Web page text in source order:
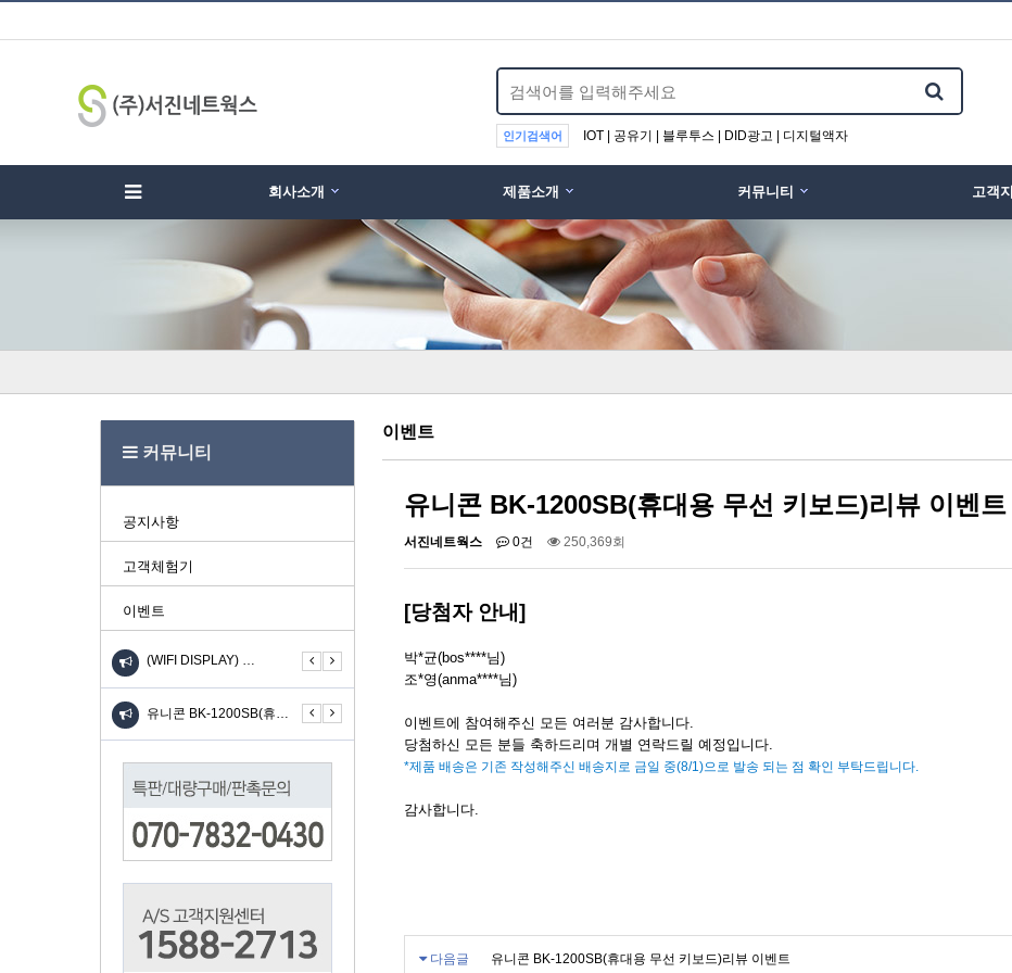
인기검색어 IOT | 공유기 | 블루투스 | DID광고 | 디지털액자
회사소개
제품소개
커뮤니티
고객
이벤트
유니콘 BK-1200SB(휴대용 무선 키보드)리뷰 이벤트
서진네트웍스 0건 250,369회
[당첨자 안내]
박*균(bos****님)
조*영(anma****님)
이벤트에 참여해주신 모든 여러분 감사합니다.
당첨하신 모든 분들 축하드리며 개별 연락드릴 예정입니다.
*제품 배송은 기존 작성해주신 배송지로 금일 중(8/1)으로 발송 되는 점 확인 부탁드립니다.
감사합니다.
다음글 유니콘 BK-1200SB(휴대용 무선 키보드)리뷰 이벤트
커뮤니티
공지사항
고객체험기
이벤트
UIOT스마트홈 안드로이드 … (WIFI DISPLAY) … KW-310SL 고속 무선충…
콘 TH-601C(6IN… 유니콘 BK-1200SB(휴… 유니콘 BK-1200SB(휴… 유니콘 TH-601C(6IN… 유니콘 BK-1200SB(휴…